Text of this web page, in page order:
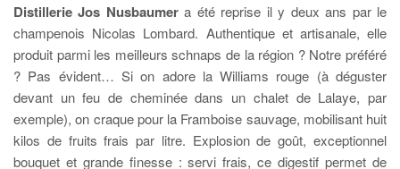
Distillerie Jos Nusbaumera été reprise il y deux ans par le
champenois Nicolas Lombard. Authentique et artisanale, elle
produit parmi les meilleurs schnaps de la région ? Notre préféré
? Pas évident… Si on adore la Williams rouge (à déguster
devant un feu de cheminée dans un chalet de Lalaye, par
exemple), on craque pour la Framboise sauvage, mobilisant huit
kilos de fruits frais par litre. Explosion de goût, exceptionnel
bouquet et grande finesse : servi frais, ce digestif permet de